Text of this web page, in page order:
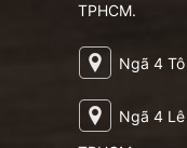
TPHCM.
Ngã 4
Ngã 4